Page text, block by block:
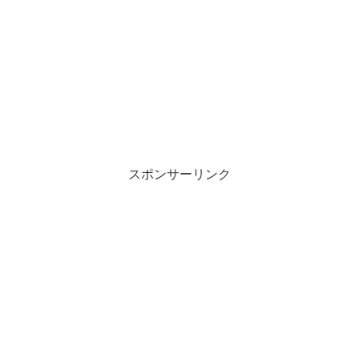
スポンサーリンク